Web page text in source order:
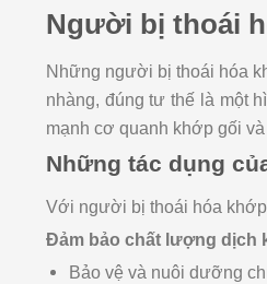
Người bị thoái
Những người bị thoái hóa
nhàng, đúng tư thế là một
mạnh cơ quanh khớp gối
Những tác dụng
Với người bị thoái hóa
Đảm bảo chất lượng dịch
Bảo vệ và nuôi dưỡng